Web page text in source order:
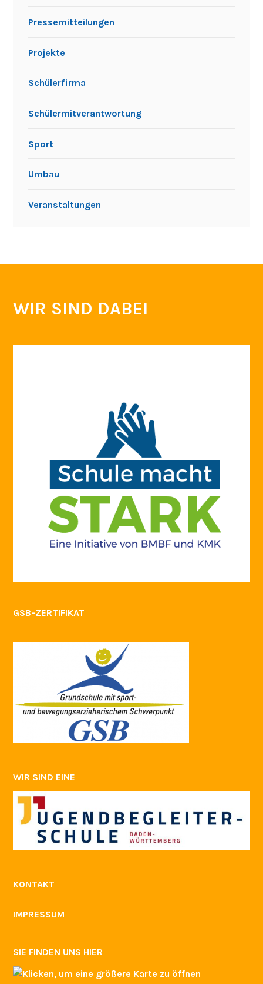
Pressemitteilungen
Projekte
Schülerfirma
Schülermitverantwortung
Sport
Umbau
Veranstaltungen
WIR SIND DABEI
GSB-ZERTIFIKAT
WIR SIND EINE
KONTAKT
IMPRESSUM
SIE FINDEN UNS HIER